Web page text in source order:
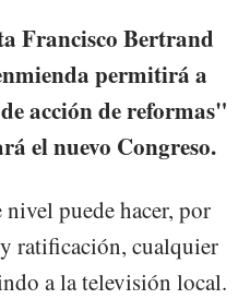
Francisco Bertrand
permitirá a
acción de reformas"
el nuevo Congreso.
puede hacer, por
ratificación, cualquier
a la televisión local.